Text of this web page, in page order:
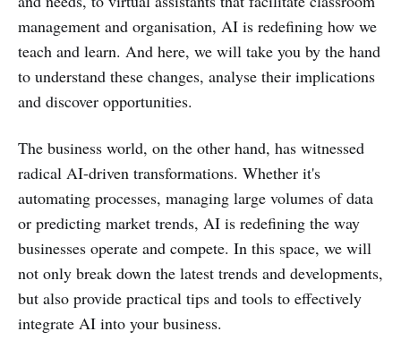
management and organisation, AI is redefining how we
teach and learn. And here, we will take you by the hand
to understand these changes, analyse their implications
and discover opportunities.
The business world, on the other hand, has witnessed
radical AI-driven transformations. Whether it's
automating processes, managing large volumes of data
or predicting market trends, AI is redefining the way
businesses operate and compete. In this space, we will
not only break down the latest trends and developments,
but also provide practical tips and tools to effectively
integrate AI into your business.